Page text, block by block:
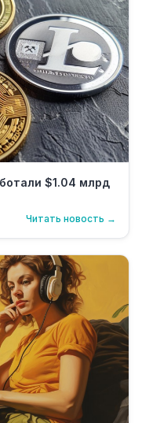
$1.04 млрд
Читать новость →